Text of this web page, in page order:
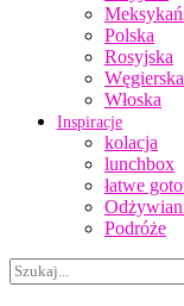
Polska
Rosyjska
Węgierska
Włoska
Inspiracje
kolacja
lunchbox
łatwe
Podróże